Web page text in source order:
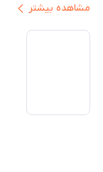
ایران ارائه دهیم.
خدمات و به‌روزرسانی
داریم آینده بازار
را در اولویت قرار
سمت تحقق این
مشاهده بیشتر